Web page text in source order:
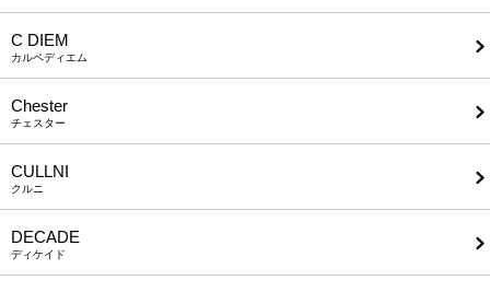
C DIEM
カルペディエム
Chester
チェスター
CULLNI
クルニ
DECADE
ディケイド